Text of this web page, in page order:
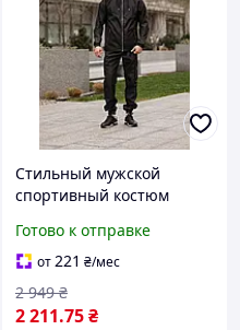
Стильный мужской
спортивный костюм
демисезонный костюм
для мужчин одежда для
спорта
Готово к отправке
от221 ₴/мес
2 211.75₴
2 949 ₴